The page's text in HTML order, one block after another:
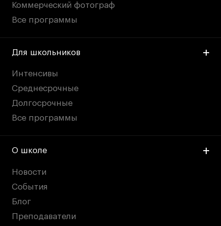
Коммерческий фотограф
Все программы
Для школьников
Интенсивы
Среднесрочные
Долгосрочные
Все программы
О школе
Новости
События
Блог
Преподаватели